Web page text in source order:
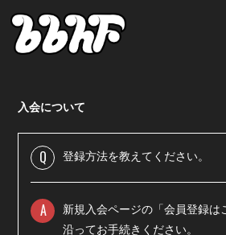
SCHEDULE
VIDEO
BLOG
MOVIE
RADIO
PHOTO
入会について
Q 登録方法を教えてください。
A
新規入会ページの「会員登録は
沿ってお手続きください。